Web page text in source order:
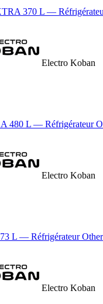
370 L —
Electro Koban
480 L — Réfrigérateur
Electro Koban
L — Réfrigérateur Other
Electro Koban